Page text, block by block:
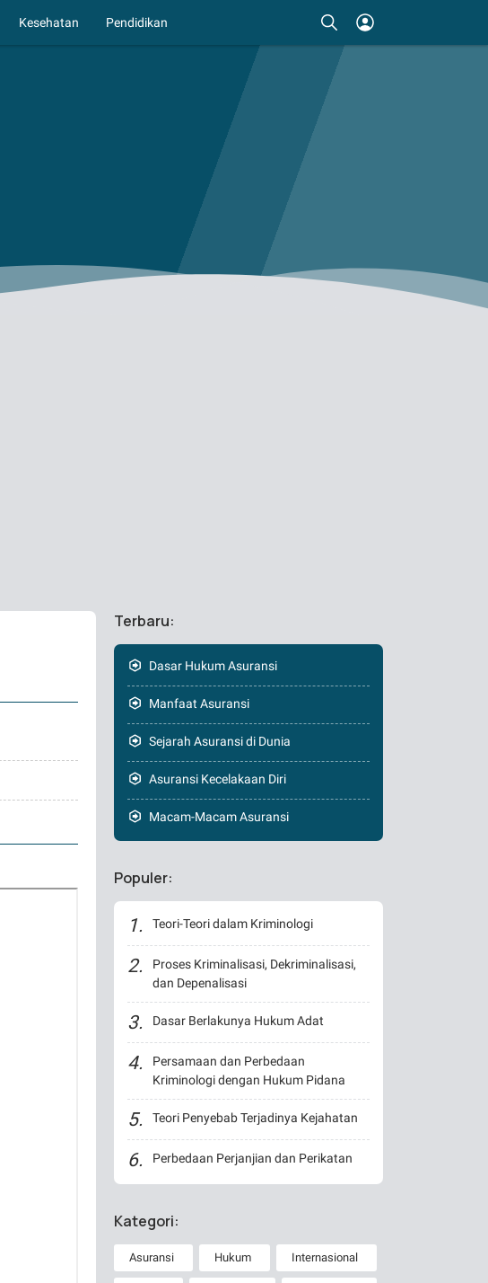
Kesehatan Pendidikan
Terbaru:
Dasar Hukum Asuransi
Manfaat Asuransi
Sejarah Asuransi di Dunia
Asuransi Kecelakaan Diri
Macam-Macam Asuransi
Populer:
Teori-Teori dalam Kriminologi
Proses Kriminalisasi, Dekriminalisasi,
dan Depenalisasi
Dasar Berlakunya Hukum Adat
Persamaan dan Perbedaan
Kriminologi dengan Hukum Pidana
Teori Penyebab Terjadinya Kejahatan
Perbedaan Perjanjian dan Perikatan
Kategori:
Asuransi Hukum Internasional